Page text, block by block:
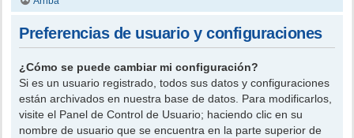
Preferencias de usuario y configuraciones
¿Cómo se puede cambiar mi configuración?
Si es un usuario registrado, todos sus datos y configuraciones
están archivados en nuestra base de datos. Para modificarlos,
visite el Panel de Control de Usuario; haciendo clic en su
nombre de usuario que se encuentra en la parte superior de